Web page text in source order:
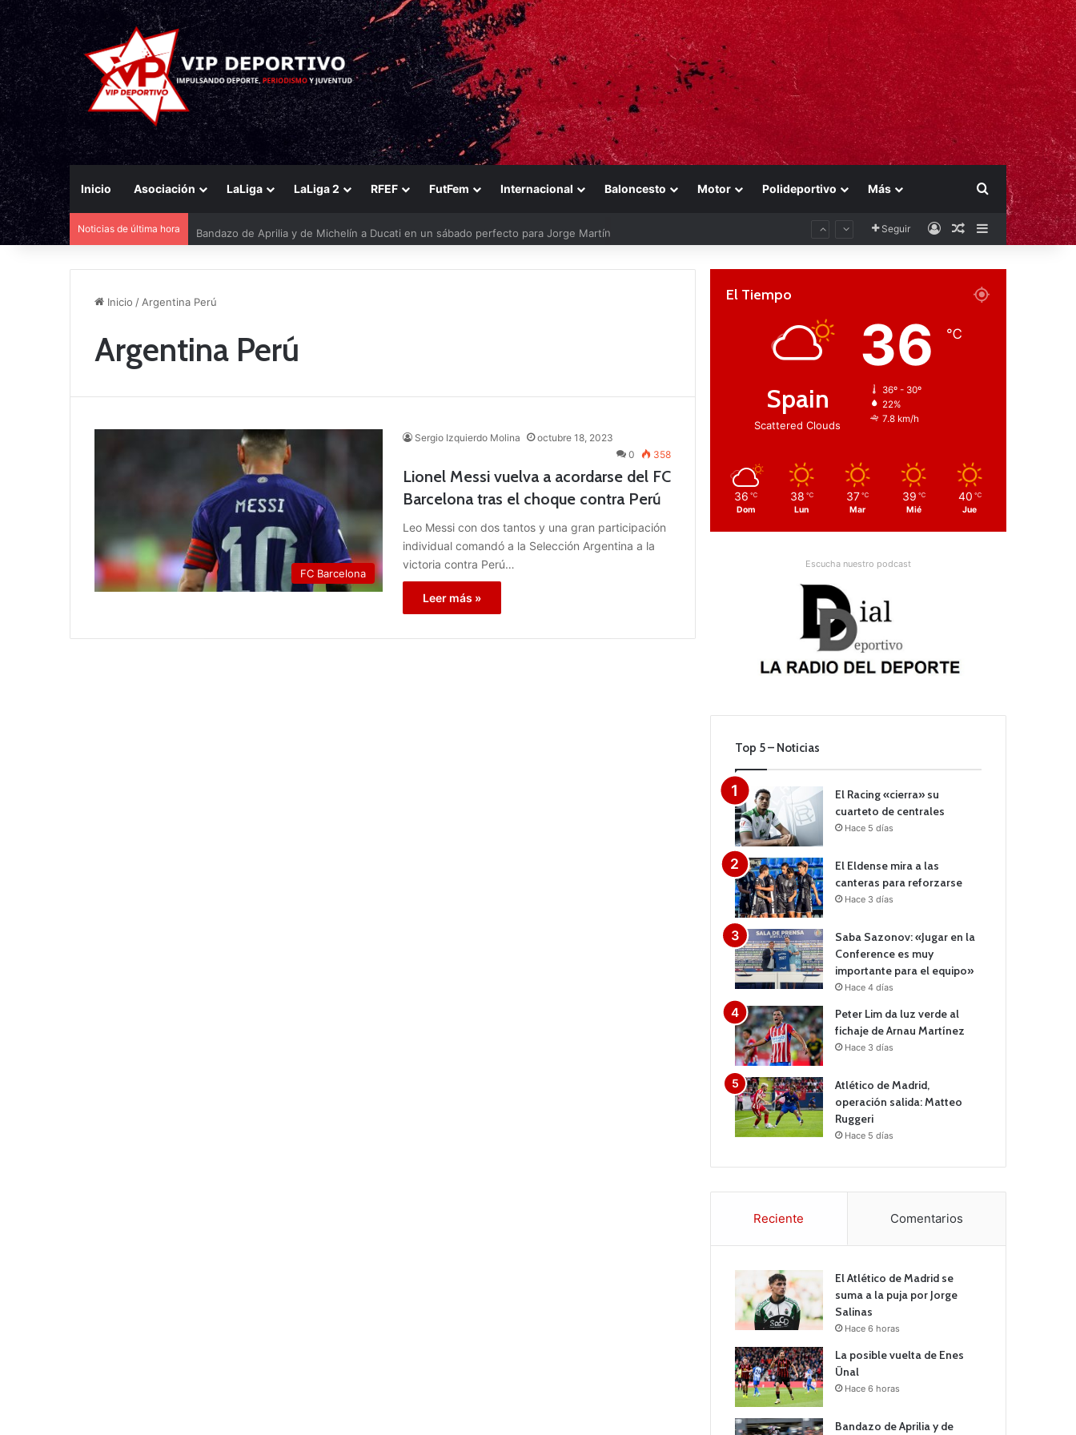
Inicio Asociación LaLiga LaLiga 2 RFEF FutFem Internacional Baloncesto Motor Polideportivo Más Buscar por
Noticias de última hora Bandazo de Aprilia y de Michelín a Ducati en un sábado perfecto para Jorge Martín Seguir AccesoPublicación al
Barra lateral
Inicio / Argentina Perú
Argentina Perú
FC Barcelona
Sergio Izquierdo Molina
octubre 18, 2023
0
358
Lionel Messi vuelva a acordarse del FC
Barcelona tras el choque contra Perú
Leo Messi con dos tantos y una gran participación
individual comandó a la Selección Argentina a la
victoria contra Perú…
Leer más »
El Tiempo
Spain
Scattered Clouds
36 ℃
36º - 30º
22%
7.8 km/h
36 ℃
Dom
38 ℃
Lun
37 ℃
Mar
39 ℃
Mié
40 ℃
Jue
Escucha nuestro podcast
Top 5 – Noticias
El Racing «cierra» su
cuarteto de centrales
Hace 5 días
El Eldense mira a las
canteras para reforzarse
Hace 3 días
Saba Sazonov: «Jugar en la
Conference es muy
importante para el equipo»
Hace 4 días
Peter Lim da luz verde al
fichaje de Arnau Martínez
Hace 3 días
Atlético de Madrid,
operación salida: Matteo
Ruggeri
Hace 5 días
Reciente Comentarios
El Atlético de Madrid se
suma a la puja por Jorge
Salinas
Hace 6 horas
La posible vuelta de Enes
Ünal
Hace 6 horas
Bandazo de Aprilia y de